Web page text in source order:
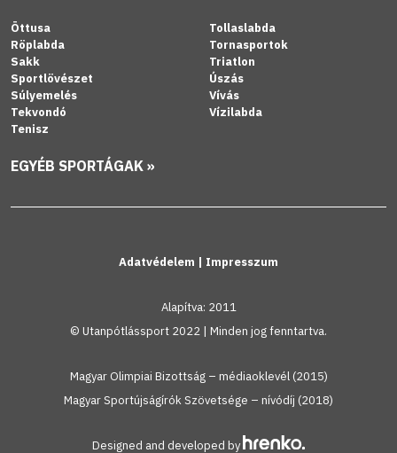
Öttusa
Röplabda
Sakk
Sportlövészet
Súlyemelés
Tekvondó
Tenisz
Tollaslabda
Tornasportok
Triatlon
Úszás
Vívás
Vízilabda
EGYÉB SPORTÁGAK »
Adatvédelem | Impresszum
Alapítva: 2011
© Utanpótlássport 2022 | Minden jog fenntartva.
Magyar Olimpiai Bizottság – médiaoklevél (2015)
Magyar Sportújságírók Szövetsége – nívódíj (2018)
Designed and developed by